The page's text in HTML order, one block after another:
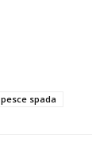
spada